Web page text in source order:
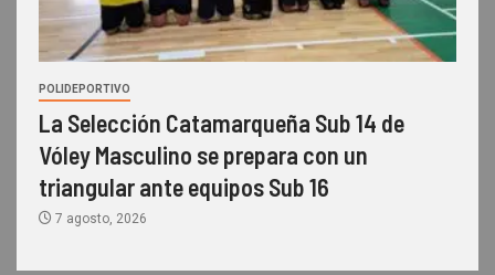
POLIDEPORTIVO
La Selección Catamarqueña Sub 14 de
Vóley Masculino se prepara con un
triangular ante equipos Sub 16
7 agosto, 2026